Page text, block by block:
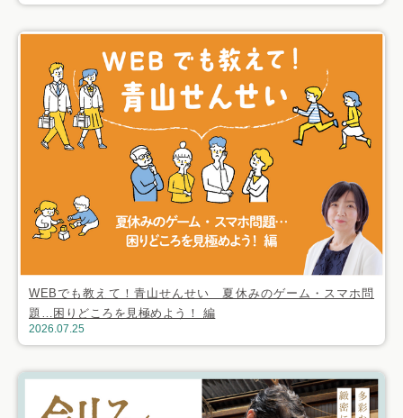
WEBでも教えて！青山せんせい 夏休みのゲーム・スマホ問
題…困りどころを見極めよう！ 編
2026.07.25